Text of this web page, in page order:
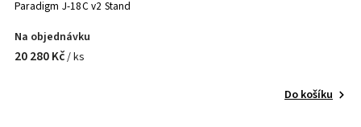
Paradigm J-18C v2 Stand
Na objednávku
20 280 Kč/ ks
Do košíku